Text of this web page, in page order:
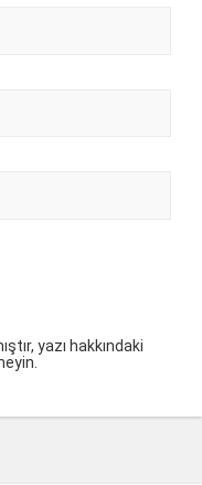
yazı hakkındaki